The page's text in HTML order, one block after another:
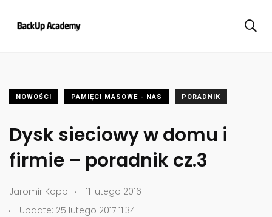
NOWOŚCI PAMIĘCI MASOWE - NAS PORADNIK
Dysk sieciowy w domu i
firmie – poradnik cz.3
Jaromir Kopp .
11 lutego 2016
.
Update: 25 lutego 2017 11:34